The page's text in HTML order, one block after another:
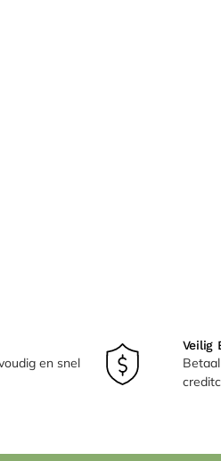
en snel
Veilig